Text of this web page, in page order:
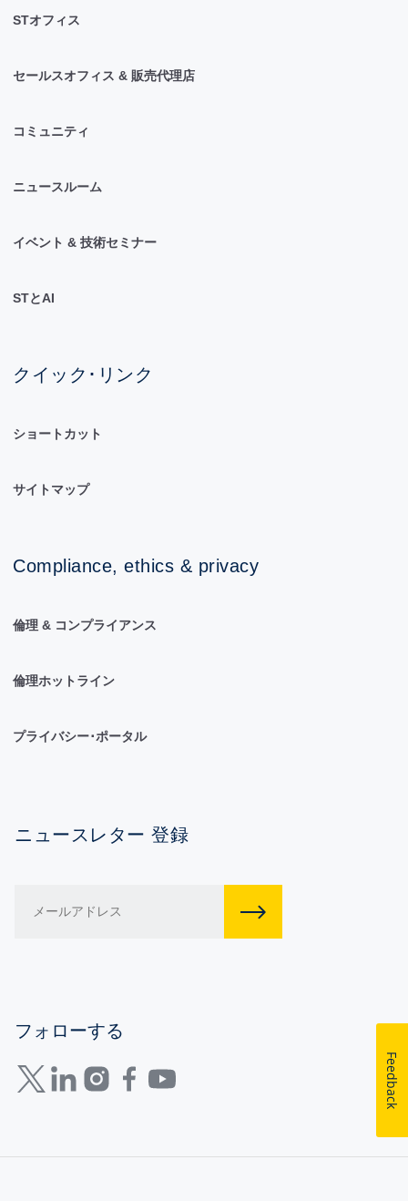
STオフィス
セールスオフィス & 販売代理店
コミュニティ
ニュースルーム
イベント & 技術セミナー
STとAI
クイック･リンク
ショートカット
サイトマップ
Compliance, ethics & privacy
倫理 & コンプライアンス
倫理ホットライン
プライバシー･ポータル
ニュースレター 登録
フォローする
Feedback